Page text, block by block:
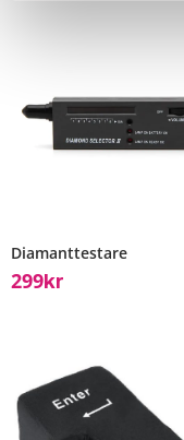
Diamanttestare
299Kr